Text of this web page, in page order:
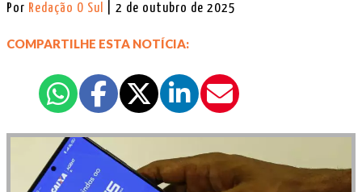
Por Redação O Sul | 2 de outubro de 2025
COMPARTILHE ESTA NOTÍCIA: